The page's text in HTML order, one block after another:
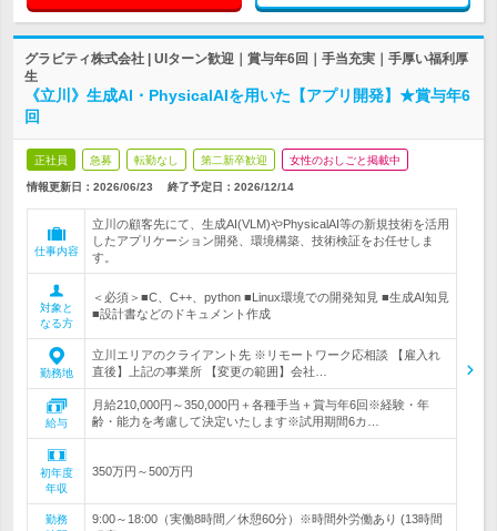
グラビティ株式会社 | UIターン歓迎｜賞与年6回｜手当充実｜手厚い福利厚
生
《立川》生成AI・PhysicalAIを用いた【アプリ開発】★賞与年6
回
正社員 急募 転勤なし 第二新卒歓迎 女性のおしごと掲載中
情報更新日：2026/06/23 終了予定日： 2026/12/14
仕事内容
立川の顧客先にて、生成AI(VLM)やPhysicalAI等の新規技術を活用
したアプリケーション開発、環境構築、技術検証をお任せしま
す。
対象と
なる方
＜必須＞■C、C++、python ■Linux環境での開発知見 ■生成AI知見
■設計書などのドキュメント作成
勤務地
立川エリアのクライアント先 ※リモートワーク応相談 【雇入れ
直後】上記の事業所 【変更の範囲】会社…
給与
月給210,000円～350,000円＋各種手当＋賞与年6回※経験・年
齢・能力を考慮して決定いたします※試用期間6カ…
初年度
年収
350万円～500万円
勤務
9:00～18:00（実働8時間／休憩60分）※時間外労働あり (13時間